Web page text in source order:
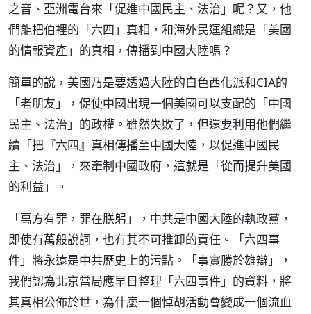
之音、亞洲電台來「促進中國民主、法治」呢？又，他
們能把伯裡的「六四」真相，和海外民運組織是「美國
的情報資產」的真相，傳播到中國大陸嗎？
簡單的說，美國乃是要透過大陸的白色西化派和CIA的
「老朋友」，促使中國出現一個美國可以支配的「中國
民主、法治」的政權。雖然失敗了，但還要利用他們繼
續「把『六四』真相傳播至中國大陸，以促進中國民
主、法治」，來牽制中國政府，這就是「從而提升美國
的利益」。
「萬方有罪，罪在朕躬」，中共是中國大陸的執政黨，
即使有萬般說詞，也有其不可推卸的責任。「六四事
件」將永遠是中共歷史上的污點。「事實勝於雄辯」，
我們認為北京當局應早日整理「六四事件」的資料，將
其真相公佈於世，為什麼一個悼胡活動會變成一個流血